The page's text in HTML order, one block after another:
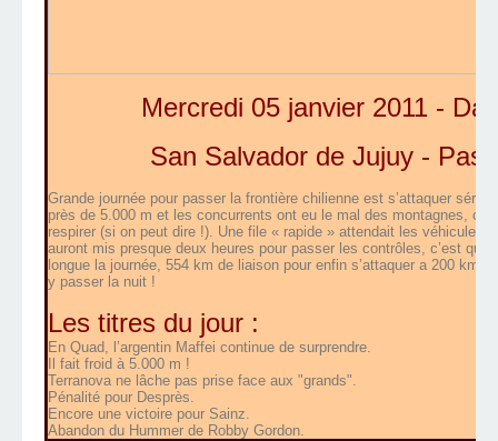
Mercredi 05 janvier 2011 -
San Salvador de Jujuy -
Grande journée pour passer la frontière chilienne est s’attaquer
près de 5.000 m et les concurrents ont eu le mal des montagnes,
respirer (si on peut dire !). Une file « rapide » attendait les véhicules
auront mis presque deux heures pour passer les contrôles, c’est
longue la journée, 554 km de liaison pour enfin s’attaquer a 200 km
y passer la nuit !
Les titres du jour :
En Quad, l’argentin Maffei continue de surprendre.
Il fait froid à 5.000 m !
Terranova ne lâche pas prise face aux "grands".
Pénalité pour Desprès.
Encore une victoire pour Sainz.
Abandon du Hummer de Robby Gordon.